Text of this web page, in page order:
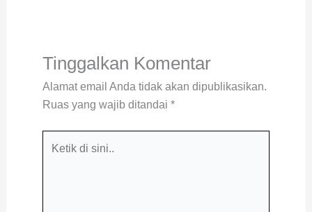
Tinggalkan Komentar
Alamat email Anda tidak akan dipublikasikan.
Ruas yang wajib ditandai *